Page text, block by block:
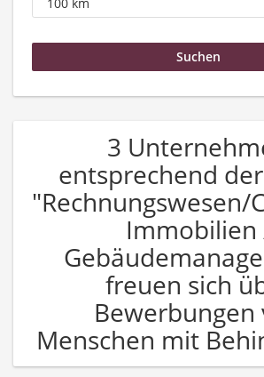
3
entsprechend
"Rechnungswesen/
Immobilien
freuen sich
Bewerbungen
Menschen mit